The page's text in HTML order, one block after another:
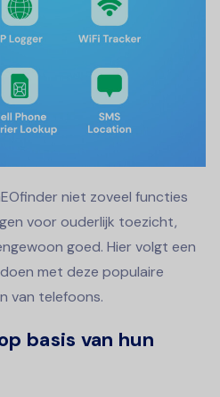
niet zoveel functies
voor ouderlijk toezicht,
goed. Hier volgt een
met deze populaire
van telefoons.
basis van hun